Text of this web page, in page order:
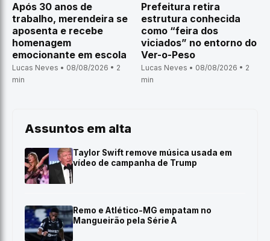
Após 30 anos de
trabalho, merendeira se
aposenta e recebe
homenagem
emocionante em escola
Lucas Neves • 08/08/2026 • 2
min
Prefeitura retira
estrutura conhecida
como “feira dos
viciados” no entorno do
Ver-o-Peso
Lucas Neves • 08/08/2026 • 2
min
Assuntos em alta
Taylor Swift remove música usada em
vídeo de campanha de Trump
Remo e Atlético-MG empatam no
Mangueirão pela Série A